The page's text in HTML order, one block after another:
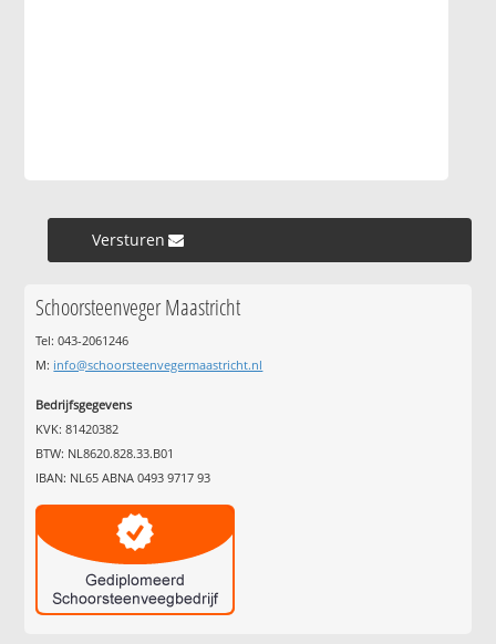
Versturen »
Schoorsteenveger Maastricht
Tel: 043-2061246
M: info@schoorsteenvegermaastricht.nl
Bedrijfsgegevens
KVK: 81420382
BTW: NL8620.828.33.B01
IBAN: NL65 ABNA 0493 9717 93